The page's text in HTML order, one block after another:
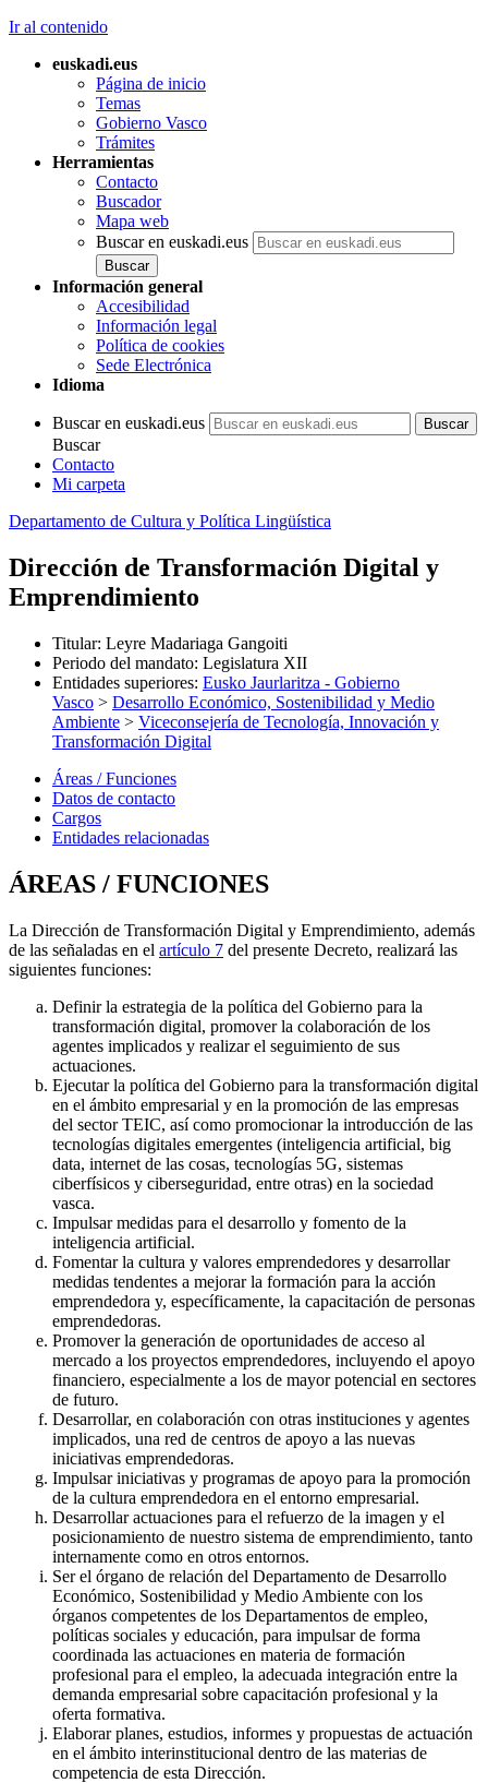
Ir al contenido
euskadi.eus
Página de inicio
Temas
Gobierno Vasco
Trámites
Herramientas
Contacto
Buscador
Mapa web
Buscar en euskadi.eus
Información general
Accesibilidad
Información legal
Política de cookies
Sede Electrónica
Idioma
Buscar en euskadi.eus
Buscar
Contacto
Mi carpeta
Departamento de Cultura y Política Lingüística
Dirección de Transformación Digital y
Emprendimiento
Titular: Leyre Madariaga Gangoiti
Periodo del mandato: Legislatura XII
Entidades superiores: Eusko Jaurlaritza - Gobierno
Vasco > Desarrollo Económico, Sostenibilidad y Medio
Ambiente > Viceconsejería de Tecnología, Innovación y
Transformación Digital
Áreas / Funciones
Datos de contacto
Cargos
Entidades relacionadas
ÁREAS / FUNCIONES
La Dirección de Transformación Digital y Emprendimiento, además
de las señaladas en el artículo 7 del presente Decreto, realizará las
siguientes funciones:
Definir la estrategia de la política del Gobierno para la
transformación digital, promover la colaboración de los
agentes implicados y realizar el seguimiento de sus
actuaciones.
Ejecutar la política del Gobierno para la transformación digital
en el ámbito empresarial y en la promoción de las empresas
del sector TEIC, así como promocionar la introducción de las
tecnologías digitales emergentes (inteligencia artificial, big
data, internet de las cosas, tecnologías 5G, sistemas
ciberfísicos y ciberseguridad, entre otras) en la sociedad
vasca.
Impulsar medidas para el desarrollo y fomento de la
inteligencia artificial.
Fomentar la cultura y valores emprendedores y desarrollar
medidas tendentes a mejorar la formación para la acción
emprendedora y, específicamente, la capacitación de personas
emprendedoras.
Promover la generación de oportunidades de acceso al
mercado a los proyectos emprendedores, incluyendo el apoyo
financiero, especialmente a los de mayor potencial en sectores
de futuro.
Desarrollar, en colaboración con otras instituciones y agentes
implicados, una red de centros de apoyo a las nuevas
iniciativas emprendedoras.
Impulsar iniciativas y programas de apoyo para la promoción
de la cultura emprendedora en el entorno empresarial.
Desarrollar actuaciones para el refuerzo de la imagen y el
posicionamiento de nuestro sistema de emprendimiento, tanto
internamente como en otros entornos.
Ser el órgano de relación del Departamento de Desarrollo
Económico, Sostenibilidad y Medio Ambiente con los
órganos competentes de los Departamentos de empleo,
políticas sociales y educación, para impulsar de forma
coordinada las actuaciones en materia de formación
profesional para el empleo, la adecuada integración entre la
demanda empresarial sobre capacitación profesional y la
oferta formativa.
Elaborar planes, estudios, informes y propuestas de actuación
en el ámbito interinstitucional dentro de las materias de
competencia de esta Dirección.